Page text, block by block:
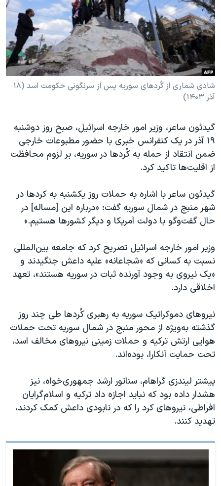
فرهنگ و زندگی
حقوق شهروندی
اقتصادی
علم و فناوری
اسرائیل در جنگ
گالری عکس
مستندها
انتخابات ریاست جمهوری آمریکا ۲۰۲۴
حمله جمهوری اسلامی به اسرائیل
رمز مهسا
ورزش زنان در ایران
اعتراضات زن، زندگی، آزادی
تریبونال مردمی آبان ۹۸
دادگاه حمید نوری
چهل سال گروگان‌گیری
اعتراضات مردمی آبان ۹۸
اسرائیل در جنگ
همایش محافظه‌کاران آمریکا «سی‌پک»
صفحه‌های ویژه
سفر پرزیدنت ترامپ به چین
دنبال کنید
زبانهای مختلف
شادی شماری از کُردهای سوریه پس از سرنگونی حکومت اسد (۱۸
آذر ۱۴۰۳)
گیدئون ساعر، وزیر امور خارجه اسرائیل، صبح روز دوشنبه
۱۹ آذر در یک کنفرانس خبری با حضور مطبوعات خارجی
ضمن انتقاد از حمله به کُردها در سوریه، بر لزوم محافظت
از اقلیت‌ها تاکید کرد.
گیدئون ساعر با اشاره به حملات روز یکشنبه به کردها در
شهر منبج در شمال سوریه گفت: «درباره این [مساله] در
حال گفت‌و‌گو با دولت آمریکا و دیگر کشورها هستیم.»
وزیر امور خارجه اسرائیل تصریح کرد که جامعه بین‌المللی
نسبت به کسانی که «شجاعانه» علیه داعش جنگیدند و
«یک نیروی به وجود آورنده ثبات در سوریه هستند»، تعهد
اخلاقی دارد.
نیروهای دموکراتیک سوریه به رهبری کُردها طی چند روز
گذشته به‌ویژه از محور منبج در شمال سوریه تحت حملات
هوایی ارتش ترکیه و حملات زمینی نیروهای مخالف اسد،
تحت حمایت آنکارا، بوده‌اند.
پیشتر لیندزی گراهام، سناتور ارشد جمهوری‌خواه، نیز
هشدار داده بود که نباید اجازه داد ترکیه و اسلام‌گرایان
افراطی، نیروهای کرد را که در نابودی داعش کمک کردند،
تهدید کنند.